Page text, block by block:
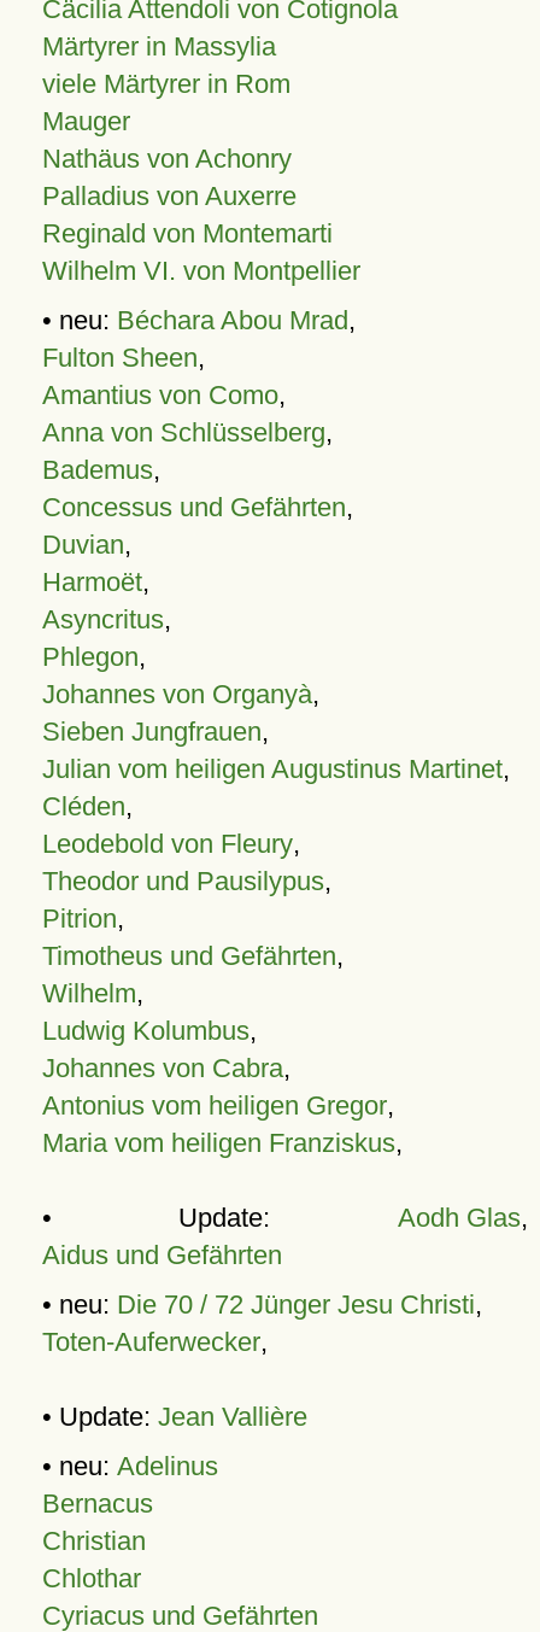
Cäcilia Attendoli von Cotignola
Märtyrer in Massylia
viele Märtyrer in Rom
Mauger
Nathäus von Achonry
Palladius von Auxerre
Reginald von Montemarti
Wilhelm VI. von Montpellier
• neu: Béchara Abou Mrad,
Fulton Sheen,
Amantius von Como,
Anna von Schlüsselberg,
Bademus,
Concessus und Gefährten,
Duvian,
Harmoët,
Asyncritus,
Phlegon,
Johannes von Organyà,
Sieben Jungfrauen,
Julian vom heiligen Augustinus Martinet,
Cléden,
Leodebold von Fleury,
Theodor und Pausilypus,
Pitrion,
Timotheus und Gefährten,
Wilhelm,
Ludwig Kolumbus,
Johannes von Cabra,
Antonius vom heiligen Gregor,
Maria vom heiligen Franziskus,
• Update: Aodh Glas,
Aidus und Gefährten
• neu: Die 70 / 72 Jünger Jesu Christi,
Toten-Auferwecker,
• Update: Jean Vallière
• neu: Adelinus
Bernacus
Christian
Chlothar
Cyriacus und Gefährten